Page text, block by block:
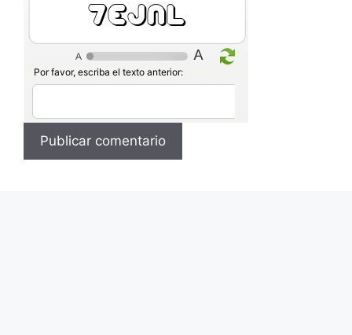
4mG2k
Por favor, escriba el texto anterior: